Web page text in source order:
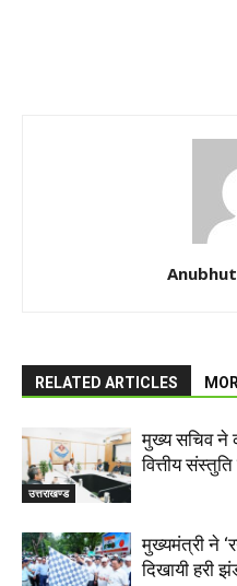
RELATED ARTICLES
उत्तराखण्ड
मुख्य सचिव ने
वित्तीय
मुख्यमंत्री ने
दिखायी हरी